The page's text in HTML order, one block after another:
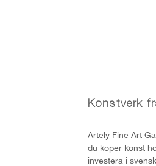
Konstverk
Artely Fine Art
du köper konst
investera i